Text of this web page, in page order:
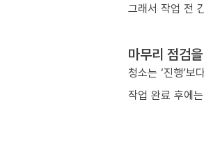
그래서 작업 전
마무리 점검
청소는 ‘진행’보
작업 완료 후에